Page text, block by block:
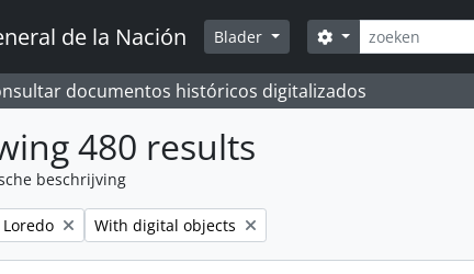
de la Nación Blader zoeken
Search options
documentos históricos digitalizados
480 results
beschrijving
Loredo Remove filter:
With digital objects